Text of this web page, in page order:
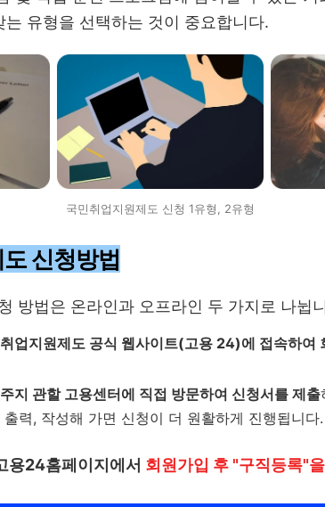
유형을 선택하는 것이 중요합니다.
국민취업지원제도 신청 1유형, 2유형
신청방법
방법은 온라인과 오프라인 두 가지로 나뉩
업지원제도 공식 웹사이트(고용 24)에 접속하여
지 관할 고용센터에 직접 방문하여 신청서를 제출
력, 작성해 가면 신청이 더 원활하게 진행됩니다.
용24홈페이지에서 회원가입 후 "구직등록"